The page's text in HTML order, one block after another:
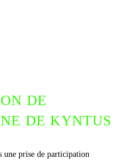
DE
DE KYNTUS
une prise de participation